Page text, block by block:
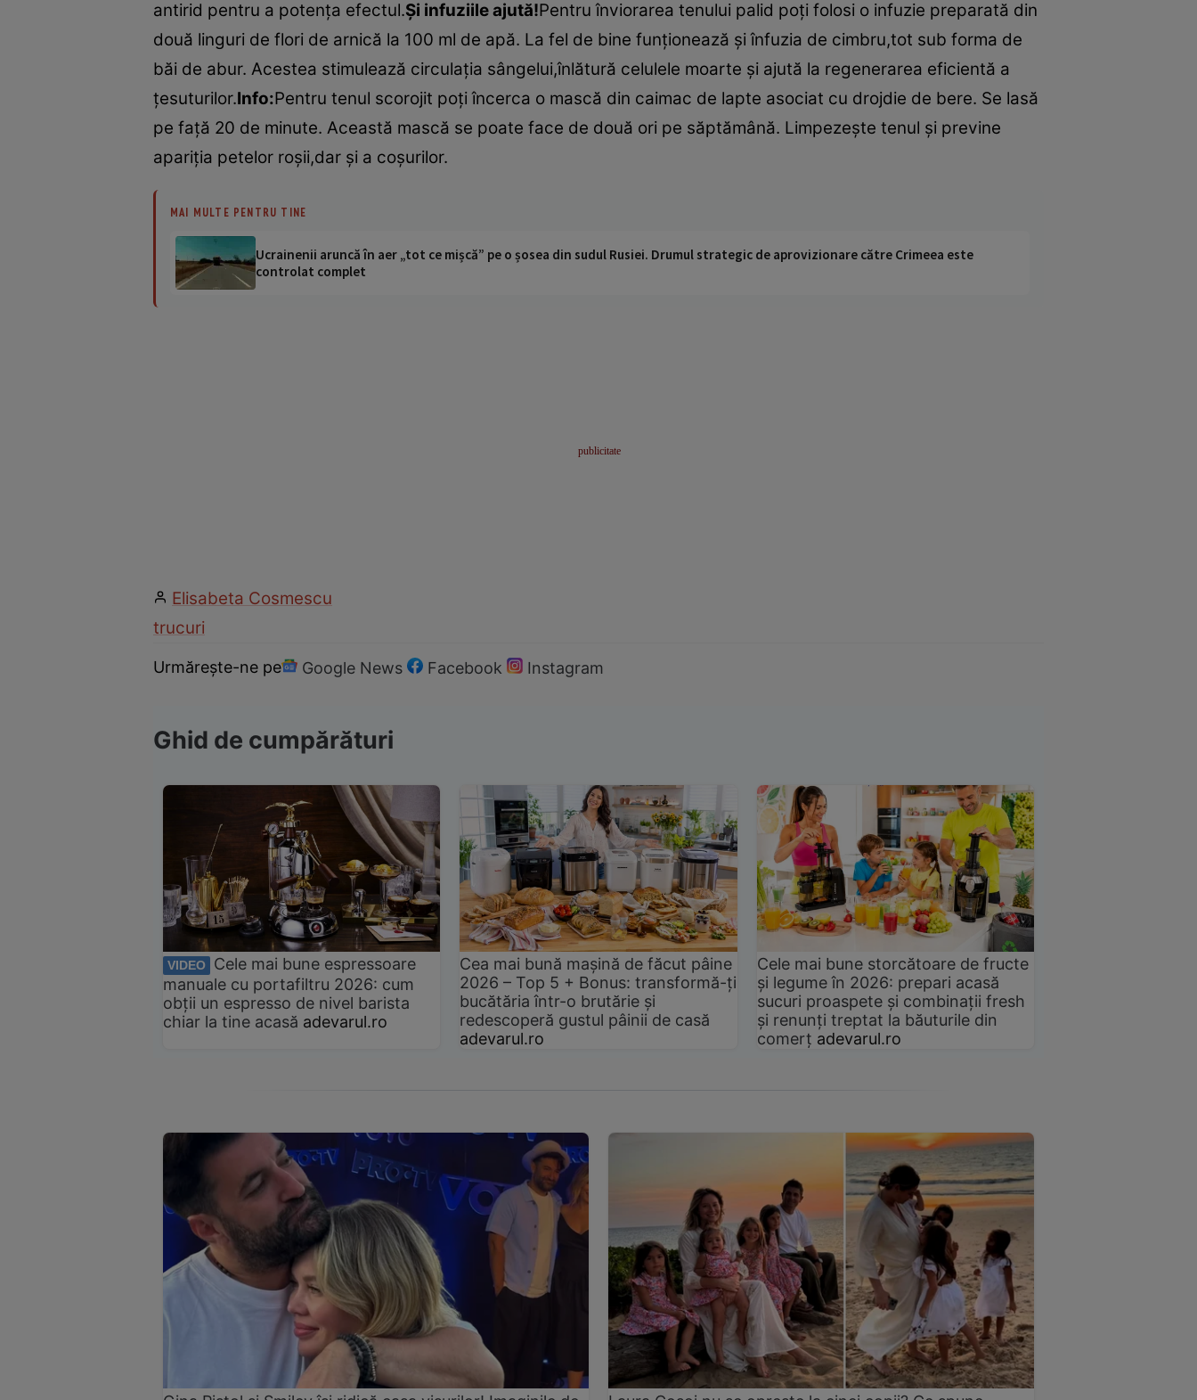
antirid pentru a potenţa efectul.Şi infuziile ajută!Pentru înviorarea tenului palid poţi folosi o infuzie preparată din
două linguri de flori de arnică la 100 ml de apă. La fel de bine funţionează şi înfuzia de cimbru,tot sub forma de
băi de abur. Acestea stimulează circulaţia sângelui,înlătură celulele moarte şi ajută la regenerarea eficientă a
ţesuturilor.Info:Pentru tenul scorojit poţi încerca o mască din caimac de lapte asociat cu drojdie de bere. Se lasă
pe faţă 20 de minute. Această mască se poate face de două ori pe săptămână. Limpezeşte tenul şi previne
apariţia petelor roşii,dar şi a coşurilor.
MAI MULTE PENTRU TINE
Ucrainenii aruncă în aer „tot ce mișcă” pe o șosea din sudul Rusiei. Drumul strategic de aprovizionare către Crimeea este
controlat complet
Elisabeta Cosmescu
trucuri
Urmărește-ne pe Google News Facebook Instagram
Ghid de cumpărături
VIDEO
Cele mai bune espressoare
manuale cu portafiltru 2026: cum
obții un espresso de nivel barista
chiar la tine acasă adevarul.ro
Cea mai bună mașină de făcut pâine
2026 – Top 5 + Bonus: transformă-ți
bucătăria într-o brutărie și
redescoperă gustul pâinii de casă
adevarul.ro
Cele mai bune storcătoare de fructe
și legume în 2026: prepari acasă
sucuri proaspete și combinații fresh
și renunți treptat la băuturile din
comerț adevarul.ro